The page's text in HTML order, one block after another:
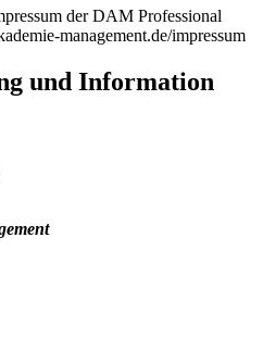
der DAM Professional
management.de/impressum
und Information